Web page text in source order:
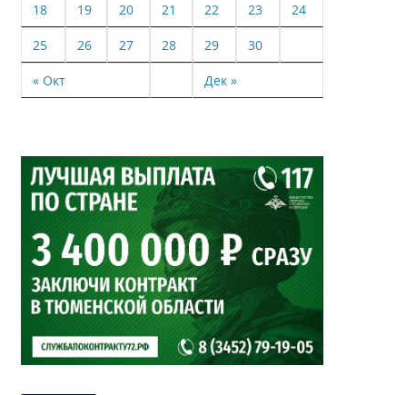
« Окт Дек »
18 19 20 21 22 23 24
25 26 27 28 29 30